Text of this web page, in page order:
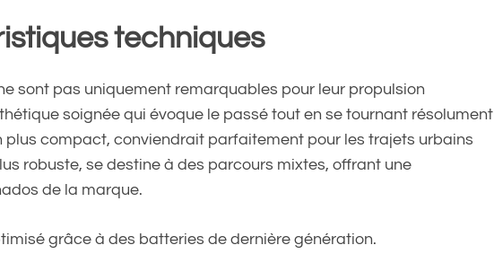
techniques
sont pas uniquement remarquables pour leur propulsion
soignée qui évoque le passé tout en se tournant résolument
plus compact, conviendrait parfaitement pour les trajets urbains
robuste, se destine à des parcours mixtes, offrant une
de la marque.
grâce à des batteries de dernière génération.